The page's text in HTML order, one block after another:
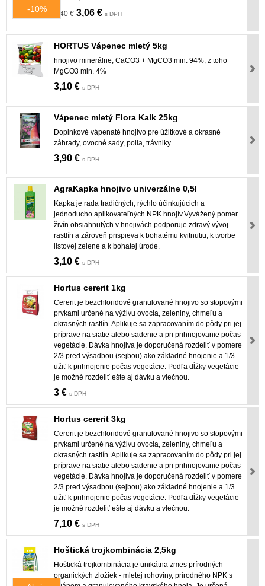
-10%
3,40 € 3,06 € s DPH
HORTUS Vápenec mletý 5kg
hnojivo minerálne, CaCO3 + MgCO3 min. 94%, z toho
MgCO3 min. 4%
3,10 € s DPH
Vápenec mletý Flora Kalk 25kg
Doplnkové vápenaté hnojivo pre úžitkové a okrasné
záhrady, ovocné sady, polia, trávniky.
3,90 € s DPH
AgraKapka hnojivo univerzálne 0,5l
Kapka je rada tradičných, rýchlo účinkujúcich a
jednoducho aplikovateľných NPK hnojív.Vyvážený pomer
živín obsiahnutých v hnojivách podporuje zdravý vývoj
rastlín a zároveň prispieva k bohatému kvitnutiu, k tvorbe
listovej zelene a k bohatej úrode.
3,10 € s DPH
Hortus cererit 1kg
Cererit je bezchloridové granulované hnojivo so stopovými
prvkami určené na výživu ovocia, zeleniny, chmeľu a
okrasných rastlín. Aplikuje sa zapracovaním do pôdy pri jej
príprave na siatie alebo sadenie a pri prihnojovanie počas
vegetácie. Dávka hnojiva je doporučená rozdeliť v pomere
2/3 pred výsadbou (sejbou) ako základné hnojenie a 1/3
užiť k prihnojenie počas vegetácie. Podľa dĺžky vegetácie
je možné rozdeliť ešte aj dávku a vlečnou.
3 € s DPH
Hortus cererit 3kg
Cererit je bezchloridové granulované hnojivo so stopovými
prvkami určené na výživu ovocia, zeleniny, chmeľu a
okrasných rastlín. Aplikuje sa zapracovaním do pôdy pri jej
príprave na siatie alebo sadenie a pri prihnojovanie počas
vegetácie. Dávka hnojiva je doporučená rozdeliť v pomere
2/3 pred výsadbou (sejbou) ako základné hnojenie a 1/3
užiť k prihnojenie počas vegetácie. Podľa dĺžky vegetácie
je možné rozdeliť ešte aj dávku a vlečnou.
7,10 € s DPH
Hoštická trojkombinácia 2,5kg
Hoštická trojkombinácia je unikátna zmes prírodných
organických zložiek - mletej rohoviny, prírodného NPK s